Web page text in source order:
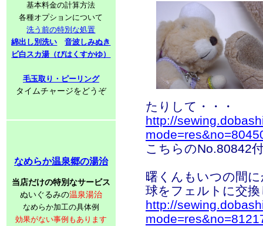
基本料金の計算方法
各種オプションについて
洗う前の特別な処置
綿出し別洗い
音波しみぬき
ビ白スカ湯（びはくすかゆ）
毛玉取り・ピーリング
タイムチャージをどうぞ
なめらか温泉郷の湯治
当店だけの特別なサービス
ぬいぐるみの温泉湯治
なめらか加工の具体例
効果がない事例もあります
たりして・・・
http://
こちらのNo.80842
曙くんもいつの間
球をフェルトに交
http://